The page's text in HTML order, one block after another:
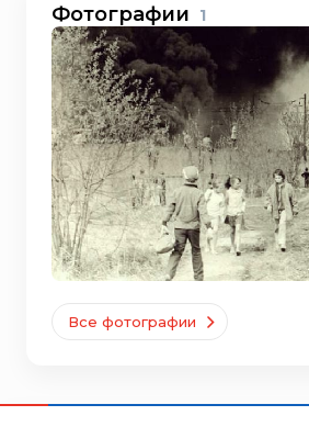
Фотографии 1
Все фотографии